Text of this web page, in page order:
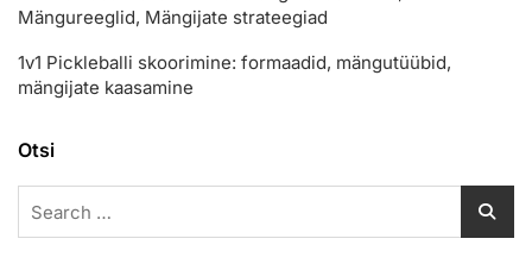
Mängureeglid, Mängijate strateegiad
1v1 Pickleballi skoorimine: formaadid, mängutüübid,
mängijate kaasamine
Otsi